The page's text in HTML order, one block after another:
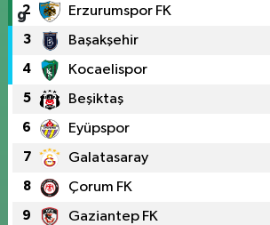
2 Erzurumspor FK
3 Başakşehir
4 Kocaelispor
5 Beşiktaş
6 Eyüpspor
7 Galatasaray
8 Çorum FK
9 Gaziantep FK